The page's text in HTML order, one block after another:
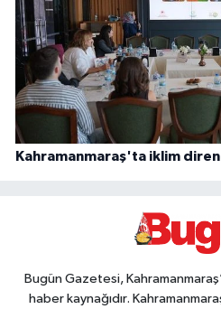
Kahramanmaraş'ta iklim
Bugün Gazetesi,
haber kaynağıdır.